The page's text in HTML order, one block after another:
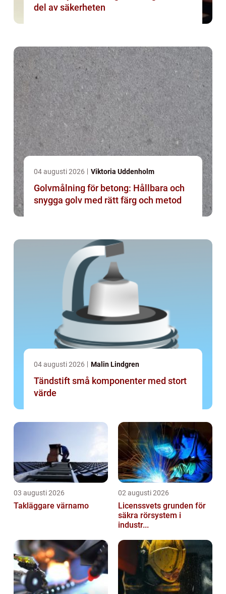
del av säkerheten
04 augusti 2026 Viktoria Uddenholm
Golvmålning för betong: Hållbara och
snygga golv med rätt färg och metod
04 augusti 2026 Malin Lindgren
Tändstift små komponenter med stort
värde
03 augusti 2026
Takläggare värnamo
02 augusti 2026
Licenssvets grunden för
säkra rörsystem i
industr...